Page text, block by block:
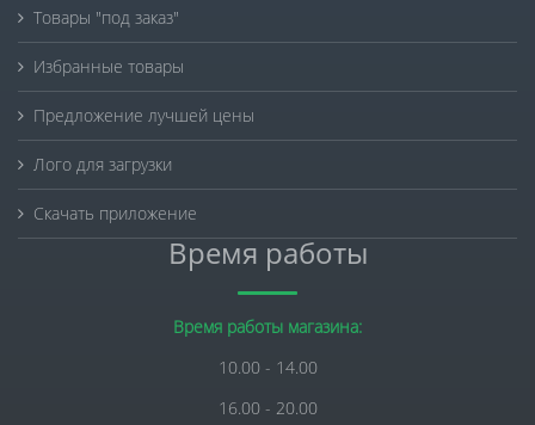
Товары "под заказ"
Избранные товары
Предложение лучшей цены
Лого для загрузки
Скачать приложение
Время работы
Время работы магазина:
10.00 - 14.00
16.00 - 20.00